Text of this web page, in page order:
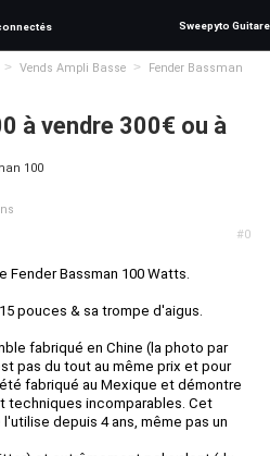
Sweepyto Guitare
> Vends Ampli Basse >
Fender Bassman
à vendre 300€ ou à
100
#0
Bassman 100 Watts.
pouces & sa trompe d'aigus.
fabriqué en Chine (la photo par
pas du tout au même prix et pour
fabriqué au Mexique et démontre
incomparables. Cet
depuis 4 ans, même pas un